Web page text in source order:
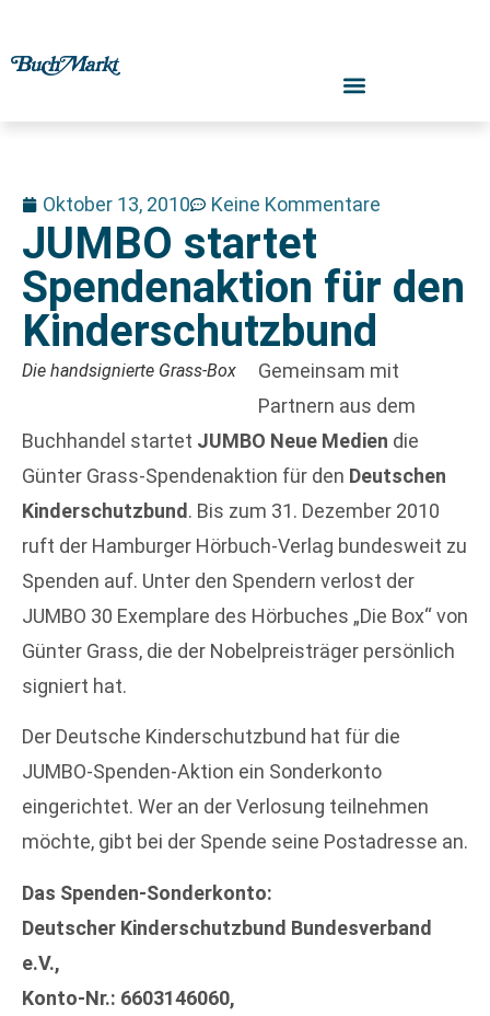
Oktober 13, 2010 Keine Kommentare
JUMBO startet
Spendenaktion für den
Kinderschutzbund
Die handsignierte Grass-Box
Gemeinsam mit
Partnern aus dem
Buchhandel startet JUMBO Neue Medien die
Günter Grass-Spendenaktion für den Deutschen
Kinderschutzbund . Bis zum 31. Dezember 2010
ruft der Hamburger Hörbuch-Verlag bundesweit zu
Spenden auf. Unter den Spendern verlost der
JUMBO 30 Exemplare des Hörbuches „Die Box“ von
Günter Grass, die der Nobelpreisträger persönlich
signiert hat.
Der Deutsche Kinderschutzbund hat für die
JUMBO-Spenden-Aktion ein Sonderkonto
eingerichtet. Wer an der Verlosung teilnehmen
möchte, gibt bei der Spende seine Postadresse an.
Das Spenden-Sonderkonto:
Deutscher Kinderschutzbund Bundesverband
e.V.,
Konto-Nr.: 6603146060,